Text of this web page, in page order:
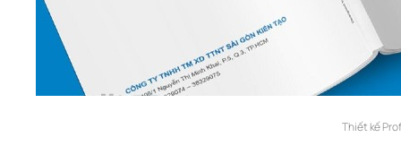
Thiết kế